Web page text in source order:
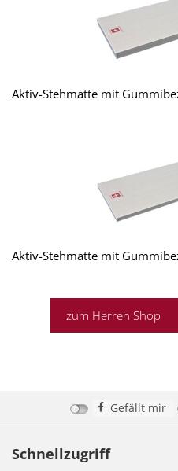
Aktiv-Stehmatte mit
Aktiv-Stehmatte mit
zum Herren Shop
Gefällt mir
Schnellzugriff